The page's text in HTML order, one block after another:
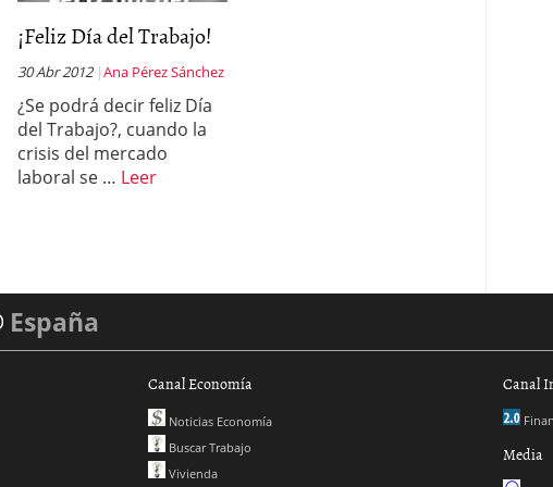
¡Feliz Día del Trabajo!
30 Abr 2012 Ana Pérez Sánchez
¿Se podrá decir feliz Día
del Trabajo?, cuando la
crisis del mercado
laboral se … Leer
España
Canal Economía
Noticias Economía
Buscar Trabajo
Vivienda
Canal
Media